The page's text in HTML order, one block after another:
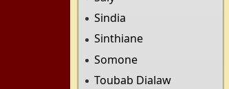
Sindia
Sinthiane
Somone
Toubab Dialaw